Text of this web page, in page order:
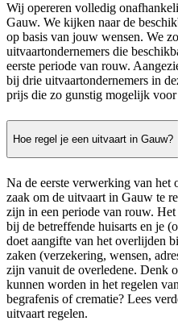
Wij opereren volledig
Gauw. We kijken naar de
op basis van jouw wensen. We
uitvaartondernemers die
eerste periode van rouw.
bij drie uitvaartondernemers in
prijs die zo gunstig mogelijk
Hoe regel je een uitvaart in Gauw?
Na de eerste verwerking van het
zaak om de uitvaart in Gauw te
zijn in een periode van rouw.
bij de betreffende huisarts en je
doet aangifte van het overlijden
zaken (verzekering, wensen,
zijn vanuit de overledene. Denk
kunnen worden in het regelen
begrafenis of crematie? Lees
uitvaart regelen.